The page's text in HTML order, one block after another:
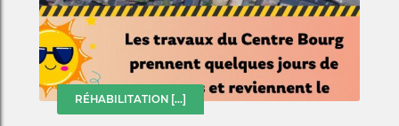
RÉHABILITATION [...]